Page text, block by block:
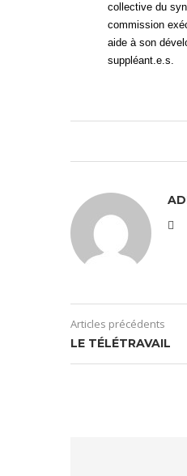
collective du
commission
aide à son
suppléant.e.s.
Articles précédents
LE TÉLÉTRAVAIL